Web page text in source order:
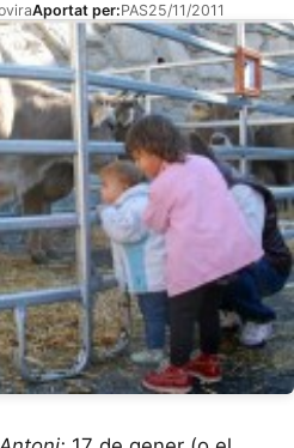
Aportat per:PAS25/11/2011